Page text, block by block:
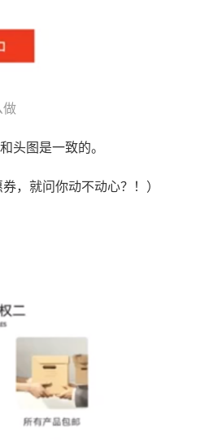
做
头图是一致的。
，就问你动不动心？！）